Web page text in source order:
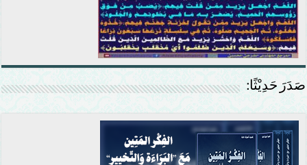
صَدَرَ حَدِيْثًا: